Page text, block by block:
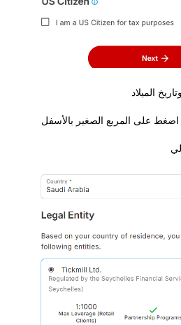
الصغير بالأسفل